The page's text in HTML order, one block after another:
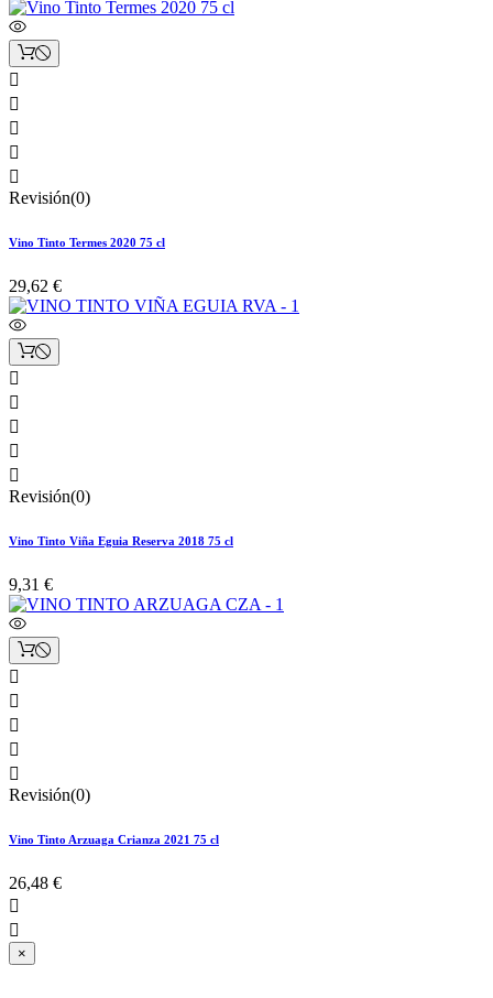





Revisión(0)
Vino Tinto Termes 2020 75 cl
29,62 €





Revisión(0)
Vino Tinto Viña Eguia Reserva 2018 75 cl
9,31 €





Revisión(0)
Vino Tinto Arzuaga Crianza 2021 75 cl
26,48 €


×